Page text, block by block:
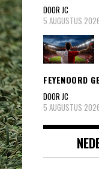
DOOR JC
5 AUGUSTUS
FEYENOORD
DOOR JC
5 AUGUSTUS